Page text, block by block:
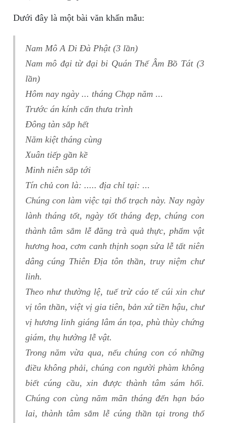
Dưới đây là một bài văn khấn mẫu:
Nam Mô A Di Đà Phật (3 lần)
Nam mô đại từ đại bi Quán Thế Âm Bồ Tát (3
lần)
Hôm nay ngày ... tháng Chạp năm ...
Trước án kính cẩn thưa trình
Đông tàn sắp hết
Năm kiệt tháng cùng
Xuân tiếp gần kề
Minh niên sắp tới
Tín chủ con là: ..... địa chỉ tại: ...
Chúng con làm việc tại thổ trạch này. Nay ngày
lành tháng tốt, ngày tốt tháng đẹp, chúng con
thành tâm sắm lễ đăng trà quả thực, phẩm vật
hương hoa, cơm canh thịnh soạn sửa lễ tất niên
dâng cúng Thiên Địa tôn thần, truy niệm chư
linh.
Theo như thường lệ, tuế trừ cáo tế cúi xin chư
vị tôn thần, việt vị gia tiên, bản xứ tiền hậu, chư
vị hương linh giáng lâm án tọa, phù thùy chứng
giám, thụ hưởng lễ vật.
Trong năm vừa qua, nếu chúng con có những
điều không phải, chúng con người phàm không
biết cúng cầu, xin được thành tâm sám hối.
Chúng con cùng năm mãn tháng đến hạn báo
lai, thành tâm sắm lễ cúng thần tại trong thổ